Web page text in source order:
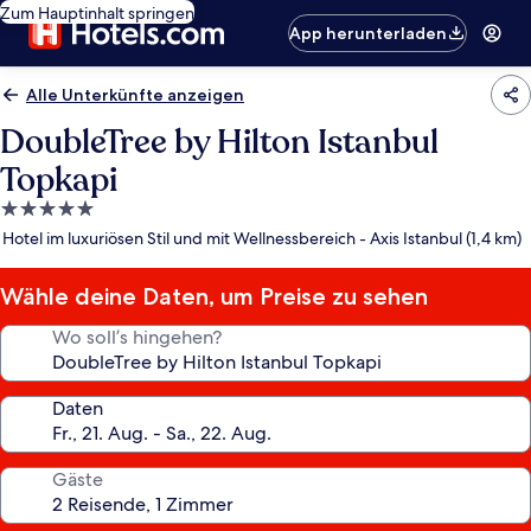
Zum Hauptinhalt springen
App herunterladen
Alle Unterkünfte anzeigen
DoubleTree by Hilton Istanbul
Topkapi
5.0-
Sterne-
Hotel im luxuriösen Stil und mit Wellnessbereich - Axis Istanbul (1,4 km)
Wähle deine Daten, um Preise zu sehen
Wo soll’s hingehen?
Daten
Gäste